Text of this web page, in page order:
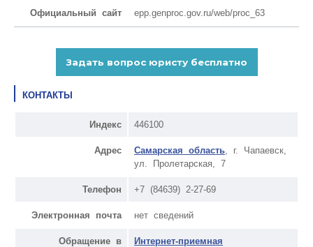
Официальный сайт epp.genproc.gov.ru/web/proc_63
КОНТАКТЫ
Индекс 446100
Адрес Самарская область , г. Чапаевск,
ул. Пролетарская, 7
Телефон +7 (84639) 2-27-69
Электронная почта нет сведений
Обращение в
Интернет-приемная